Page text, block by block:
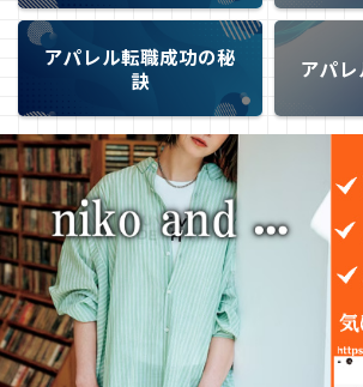
アパレル転職成功の秘
訣
アパ